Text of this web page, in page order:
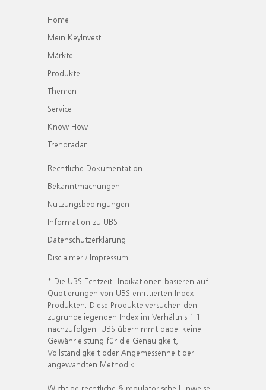
Home
Mein KeyInvest
Märkte
Produkte
Themen
Service
Know How
Trendradar
Rechtliche Dokumentation
Bekanntmachungen
Nutzungsbedingungen
Information zu UBS
Datenschutzerklärung
Disclaimer / Impressum
* Die UBS Echtzeit- Indikationen basieren auf
Quotierungen von UBS emittierten Index-
Produkten. Diese Produkte versuchen den
zugrundeliegenden Index im Verhältnis 1:1
nachzufolgen. UBS übernimmt dabei keine
Gewährleistung für die Genauigkeit,
Vollständigkeit oder Angemessenheit der
angewandten Methodik.